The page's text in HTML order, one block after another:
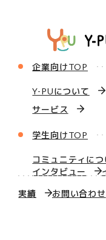
企業向けTOP
Y-PUについて
サービス
学生向けTOP
コミュニティにつ
インタビュー
実績 お問い合わせ